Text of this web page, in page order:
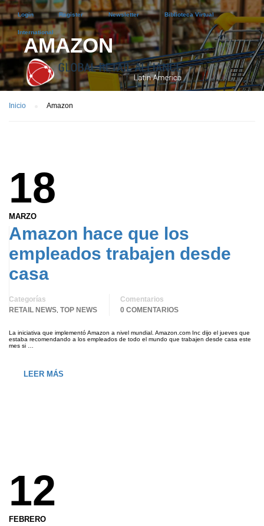
Login Register Newsletter Biblioteca Virtual
International
AMAZON
Inicio Amazon
18
MARZO
Amazon hace que los
empleados trabajen desde
casa
Categorías
RETAIL NEWS TOP NEWS
Comentarios
0 COMENTARIOS
La iniciativa que implementó Amazon a nivel mundial. Amazon.com Inc dijo el jueves que
estaba recomendando a los empleados de todo el mundo que trabajen desde casa este
mes si …
LEER MÁS
12
FEBRERO